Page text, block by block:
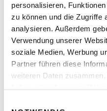
personalisieren,
zu können und die Zugriffe
analysieren. Außerdem
Verwendung unserer
soziale Medien, Werbung
Partner führen diese
weiteren Daten
Moderne Silikongel-
Eigenschaften aus:
Hohe Formstabilität
Natürliches Tragegefühl
Auslaufsicherheit durch